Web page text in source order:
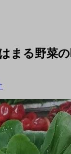
まる野菜